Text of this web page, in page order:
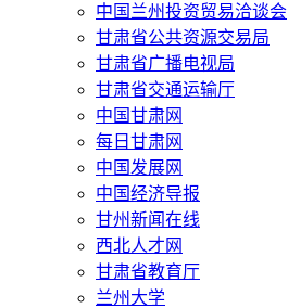
中国兰州投资贸易洽谈会
甘肃省公共资源交易局
甘肃省广播电视局
甘肃省交通运输厅
中国甘肃网
每日甘肃网
中国发展网
中国经济导报
甘州新闻在线
西北人才网
甘肃省教育厅
兰州大学